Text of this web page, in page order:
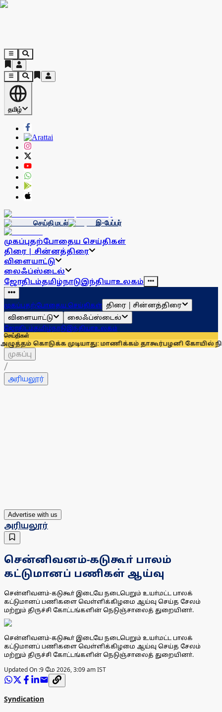
தமிழ்
செய்தி மடல் இ-பேப்பர்
முகப்புதற்போதைய செய்திகள்
திரை | சின்னத்திரை
விளையாட்டு
லைஃப்ஸ்டைல்
ஜோதிடம்தமிழ்நாடுஇந்தியாஉலகம்
முகப்புதற்போதைய செய்திகள் திரை | சின்னத்திரை
விளையாட்டு
லைஃப்ஸ்டைல்
ஜோதிடம்தமிழ்நாடுஇந்தியாஉலகம்
செய்திகள்
முடியாது: மாணிக்கம் தாகூர்பழனி கோயில் நில
முகப்பு
/
அரியலூர்
Advertise with us
அரியலூர்
சென்னிவனம்-கடுகூா் பாலம்
கட்டுமானப் பணிகள் ஆய்வு
சென்னிவனம்-கடுகூா் இடையே நடைபெறும் உயா்மட்ட பாலக்
கட்டுமானப் பணிகளை வெள்ளிக்கிழமை ஆய்வு செய்த சேலம்
மற்றும் திருச்சி கோட்டங்களின் நெடுஞ்சாலைத் துறையினா்.
சென்னிவனம்-கடுகூா் இடையே நடைபெறும் உயா்மட்ட பாலக்
கட்டுமானப் பணிகளை வெள்ளிக்கிழமை ஆய்வு செய்த சேலம்
மற்றும் திருச்சி கோட்டங்களின் நெடுஞ்சாலைத் துறையினா்.
Updated On :9 மே 2026, 3:09 am IST
Syndication